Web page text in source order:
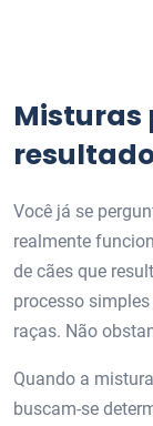
Misturas
Você já se
realmente
de cães que
processo
raças. Não
Quando a
buscam-se